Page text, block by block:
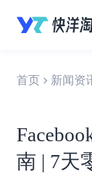
首页 新闻资
南 | 7天